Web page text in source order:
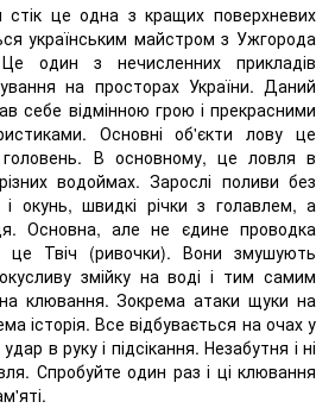
стік це одна з кращих поверхневих
українським майстром з Ужгорода
один з нечисленних прикладів
на просторах України. Даний
себе відмінною грою і прекрасними
Основні об'єкти лову це
В основному, це ловля в
водоймах. Зарослі поливи без
окунь, швидкі річки з голавлем, а
Основна, але не єдине проводка
це Твіч (ривочки). Вони змушують
змійку на воді і тим самим
клювання. Зокрема атаки щуки на
історія. Все відбувається на очах у
в руку і підсікання. Незабутня і ні
Спробуйте один раз і ці клювання